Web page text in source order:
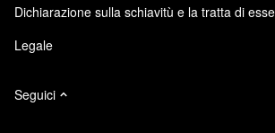
Dichiarazione sulla schiavitù e la tratta di
Legale
Seguici